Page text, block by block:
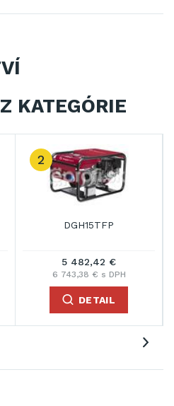
KATEGÓRIE
2
DGH15TFP
5 482,42 €
6 743,38 € s DPH
DETAIL